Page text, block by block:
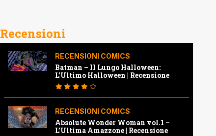
Recensioni
RECENSIONI COMICS
Batman – Il Lungo Halloween:
L’Ultimo Halloween | Recensione
RECENSIONI COMICS
Absolute Wonder Woman vol.1 –
L’Ultima Amazzone | Recensione